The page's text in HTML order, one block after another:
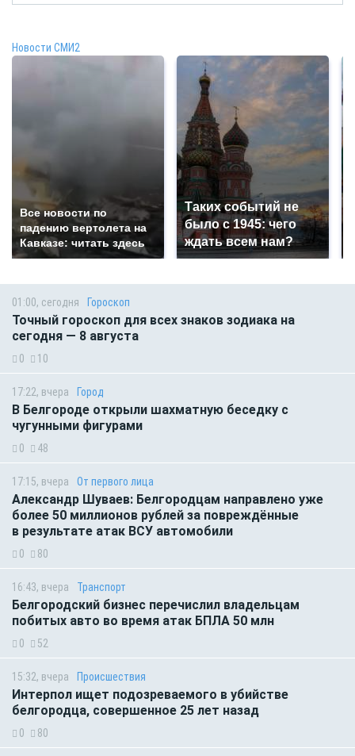
Новости СМИ2
Все новости по
падению вертолета на
Кавказе: читать здесь
Таких событий не
было с 1945: чего
ждать всем нам?
01:00, сегодня Гороскоп
Точный гороскоп для всех знаков зодиака на
сегодня — 8 августа
0 10
17:22, вчера Город
В Белгороде открыли шахматную беседку с
чугунными фигурами
0 48
17:15, вчера От первого лица
Александр Шуваев: Белгородцам направлено уже
более 50 миллионов рублей за повреждённые
в результате атак ВСУ автомобили
0 80
16:43, вчера Транспорт
Белгородский бизнес перечислил владельцам
побитых авто во время атак БПЛА 50 млн
0 52
15:32, вчера Происшествия
Интерпол ищет подозреваемого в убийстве
белгородца, совершенное 25 лет назад
0 80